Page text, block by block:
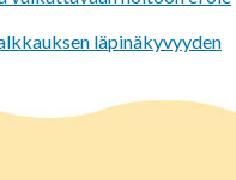
läpinäkyvyyden